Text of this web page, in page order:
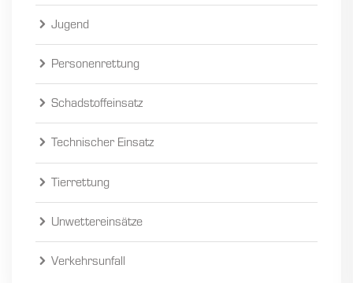
Jugend
Personenrettung
Schadstoffeinsatz
Technischer Einsatz
Tierrettung
Unwettereinsätze
Verkehrsunfall